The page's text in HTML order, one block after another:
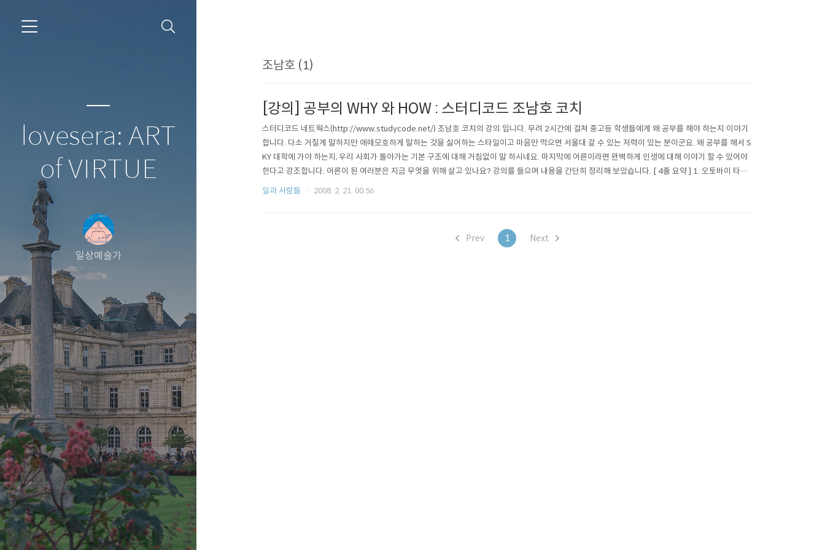
lovesera: ART
of VIRTUE
일상예술가
조남호 (1)
[강의] 공부의 WHY 와 HOW : 스터디코드 조남호 코치
스터디코드 네트웍스(http://www.studycode.net/) 조남호 코치의 강의 입니다. 무려 2시간에 걸쳐 중고등 학생들에게 왜 공부를 해야 하는지 이야기
합니다. 다소 거칠게 말하지만 애매모호하게 말하는 것을 싫어하는 스타일이고 마음만 먹으면 서울대 갈 수 있는 저력이 있는 분이군요. 왜 공부를 해서 S
KY 대학에 가야 하는지, 우리 사회가 돌아가는 기본 구조에 대해 거침없이 말 하시네요. 마지막에 어른이라면 완벽하게 인생에 대해 이야기 할 수 있어야
한다고 강조합니다. 어른이 된 여러분은 지금 무엇을 위해 살고 있나요? 강의를 들으며 내용을 간단히 정리해 보았습니다. [ 4줄 요약 ] 1. 오토바이 타고
놀다가 자존심이 있어 열심히 공부해 서울대 입학한 뒤 네이버 초기 멤버로 합류해서 10억..
일과 사람들 2008. 2. 21. 00:56
Prev 1 Next